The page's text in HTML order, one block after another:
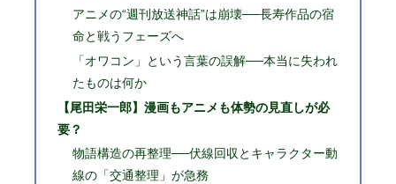
アニメの“週刊放送神話”は崩壊──長寿作品の宿
命と戦うフェーズへ
「オワコン」という言葉の誤解──本当に失われ
たものは何か
【尾田栄一郎】漫画もアニメも体勢の見直しが必
要？
物語構造の再整理──伏線回収とキャラクター動
線の「交通整理」が急務